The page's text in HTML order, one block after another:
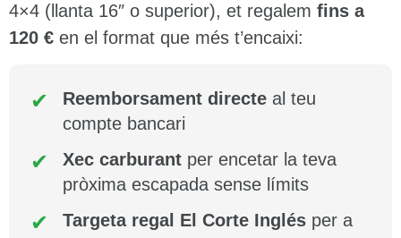
4×4 (llanta 16″ o superior), et regalem fins a
120 € en el format que més t’encaixi:
Reemborsament directe al teu
compte bancari
Xec carburant per encetar la teva
pròxima escapada sense límits
Targeta regal El Corte Inglés per a